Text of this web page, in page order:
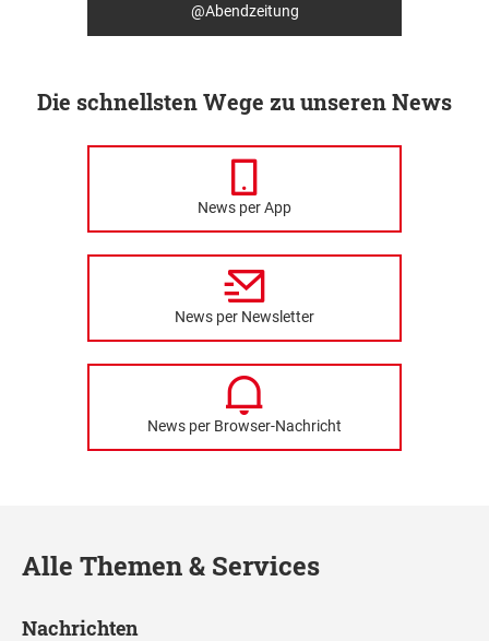
@Abendzeitung
Die schnellsten Wege zu unseren News
News per App
News per Newsletter
News per Browser-Nachricht
Alle Themen & Services
Nachrichten